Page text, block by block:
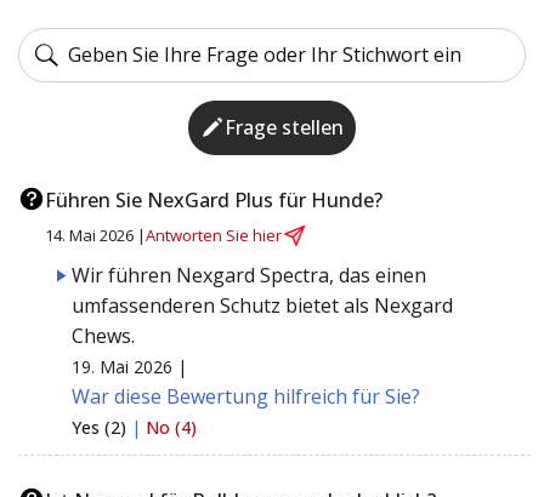
Frage stellen
Führen Sie NexGard Plus für Hunde?
14. Mai 2026 |Antworten Sie hier
Wir führen Nexgard Spectra, das einen
umfassenderen Schutz bietet als Nexgard
Chews.
19. Mai 2026 |
War diese Bewertung hilfreich für Sie?
Yes (2) | No (4)